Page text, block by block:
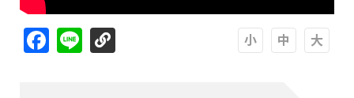
Facebook
Line